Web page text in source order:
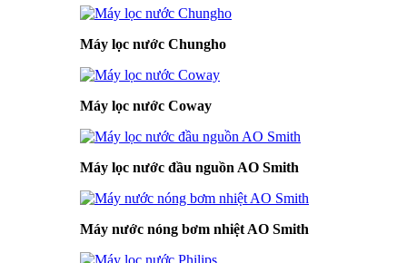
Máy lọc nước Chungho
Máy lọc nước Coway
Máy lọc nước đầu nguồn AO Smith
Máy nước nóng bơm nhiệt AO Smith